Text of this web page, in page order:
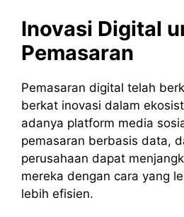
Inovasi Digital
Pemasaran
Pemasaran digital telah
berkat inovasi dalam
adanya platform media
pemasaran berbasis data,
perusahaan dapat
mereka dengan cara yang
lebih efisien.